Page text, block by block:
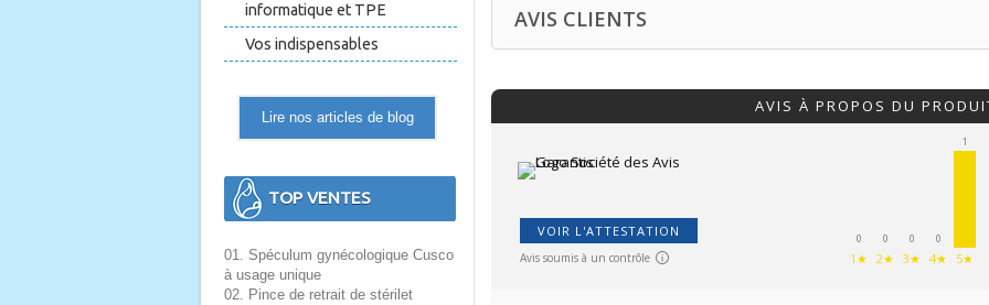
informatique et TPE
Vos indispensables
Lire nos articles de blog
TOP VENTES
01. Spéculum gynécologique Cusco
à usage unique
02. Pince de retrait de stérilet
AVIS CLIENTS
AVIS À PROPOS DU
VOIR L'ATTESTATION
Avis soumis à un contrôle
0
1★
0
2★
0
3★
0
4★
1
5★